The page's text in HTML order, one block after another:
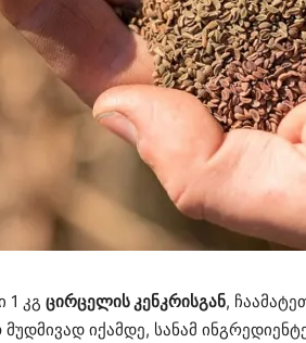
1 კგ ცირცელის კენკრისგან,
იქამდე, სანამ